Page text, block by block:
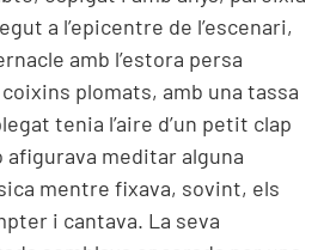
a l’epicentre de l’escenari,
amb l’estora persa
plomats, amb una tassa
tenia l’aire d’un petit clap
meditar alguna
mentre fixava, sovint, els
i cantava. La seva